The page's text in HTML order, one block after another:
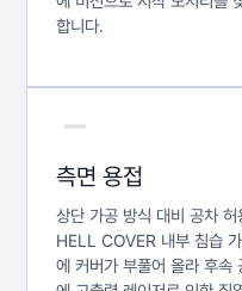
합니다.
측면 용접
상단 가공 방식 대비 공차
HELL COVER 내부 침습
에 커버가 부풀어 올라 후속